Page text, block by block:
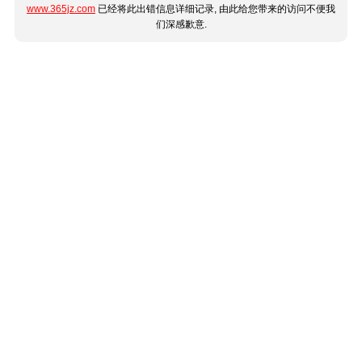
www.365jz.com 已经将此出错信息详细记录, 由此给您带来的访问不便我
们深感歉意.